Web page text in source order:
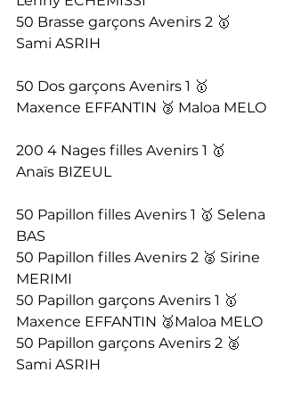
50 Brasse garçons Avenirs 2 🥇
Sami ASRIH
50 Dos garçons Avenirs 1 🥇
Maxence EFFANTIN 🥉 Maloa MELO
200 4 Nages filles Avenirs 1 🥇
Anaïs BIZEUL
50 Papillon filles Avenirs 1 🥇 Selena
BAS
50 Papillon filles Avenirs 2 🥈 Sirine
MERIMI
50 Papillon garçons Avenirs 1 🥇
Maxence EFFANTIN 🥈Maloa MELO
50 Papillon garçons Avenirs 2 🥈
Sami ASRIH